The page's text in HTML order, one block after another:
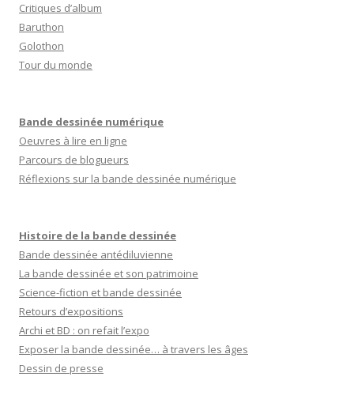
Critiques d’album
Baruthon
Golothon
Tour du monde
Bande dessinée numérique
Oeuvres à lire en ligne
Parcours de blogueurs
Réflexions sur la bande dessinée numérique
Histoire de la bande dessinée
Bande dessinée antédiluvienne
La bande dessinée et son patrimoine
Science-fiction et bande dessinée
Retours d’expositions
Archi et BD : on refait l’expo
Exposer la bande dessinée… à travers les âges
Dessin de presse